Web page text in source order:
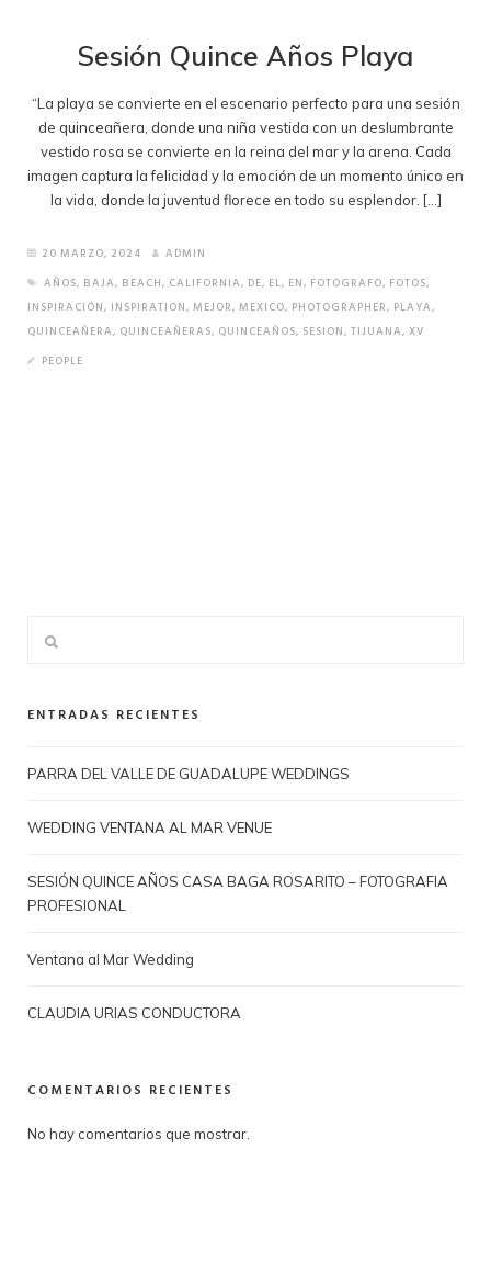
Sesión Quince Años Playa
“La playa se convierte en el escenario perfecto para una sesión
de quinceañera, donde una niña vestida con un deslumbrante
vestido rosa se convierte en la reina del mar y la arena. Cada
imagen captura la felicidad y la emoción de un momento único en
la vida, donde la juventud florece en todo su esplendor. […]
20 MARZO, 2024
ADMIN
AÑOS, BAJA, BEACH, CALIFORNIA, DE, EL, EN, FOTOGRAFO, FOTOS,
INSPIRACIÓN, INSPIRATION, MEJOR, MEXICO, PHOTOGRAPHER, PLAYA,
QUINCEAÑERA, QUINCEAÑERAS, QUINCEAÑOS, SESION, TIJUANA, XV
PEOPLE
ENTRADAS RECIENTES
PARRA DEL VALLE DE GUADALUPE WEDDINGS
WEDDING VENTANA AL MAR VENUE
SESIÓN QUINCE AÑOS CASA BAGA ROSARITO – FOTOGRAFIA
PROFESIONAL
Ventana al Mar Wedding
CLAUDIA URIAS CONDUCTORA
COMENTARIOS RECIENTES
No hay comentarios que mostrar.